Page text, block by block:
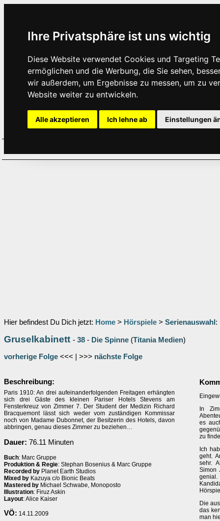
Ihre Privatsphäre ist uns wichtig
Diese Website verwendet Cookies und Targeting
ermöglichen und die Werbung, die Sie sehen,
wir außerdem, um Ergebnisse zu messen, um zu
Website weiter zu entwickeln.
Alle akzeptieren Ich lehne ab Einstellungen
Hier befindest Du Dich jetzt: Home > Hörspiele > Serienauswahl :
Gruselkabinett - 38 - Die Spinne (Titania Medien)
vorherige Folge <<< | >>> nächste Folge
Beschreibung:
Paris 1910: An drei aufeinanderfolgenden Freitagen erhängten
sich drei Gäste des kleinen Pariser Hotels Stevens am
Fensterkreuz von Zimmer 7. Der Student der Medizin Richard
Bracquemont lässt sich weder vom zuständigen Kommissar
noch von Madame Dubonnet, der Besitzerin des Hotels, davon
abbringen, genau dieses Zimmer zu beziehen…
Dauer: 76.11 Minuten
Buch: Marc Gruppe
Produktion & Regie: Stephan Bosenius & Marc Gruppe
Recorded by Planet Earth Studios
Mixed by Kazuya c/o Bionic Beats
Mastered by Michael Schwabe, Monoposto
Illustration: Firuz Askin
Layout: Alice Kaiser
VÖ: 14.11.2009
In
es
zu
Ich
geht.
sehr.
Simon
Die
das
man